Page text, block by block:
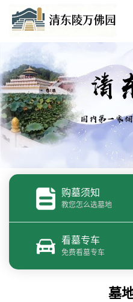
购墓须知
教您怎么选墓地
看墓专车
免费看墓专车
墓